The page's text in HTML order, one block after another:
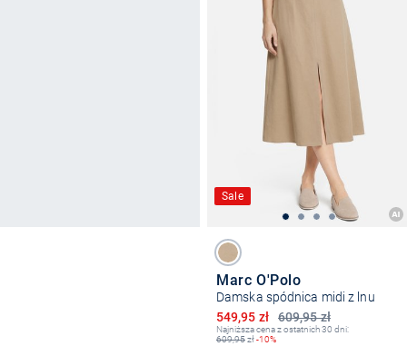
Sale
Marc O'Polo
Damska spódnica midi z lnu
609,95 zł
Obniżona cena
549,95 zł
Najniższa cena z ostatnich 30 dni:
609,95zł-10%